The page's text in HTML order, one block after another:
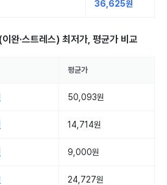
36,625원
완·스트레스) 최저가, 평균가 비교
평균가
50,093원
14,714원
9,000원
24,727원